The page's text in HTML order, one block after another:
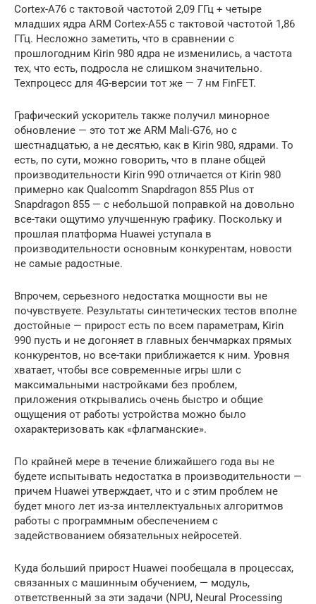
Cortex-A76 с тактовой частотой 2,09 ГГц + четыре
младших ядра ARM Cortex-A55 с тактовой частотой 1,86
ГГц. Несложно заметить, что в сравнении с
прошлогодним Kirin 980 ядра не изменились, а частота
тех, что есть, подросла не слишком значительно.
Техпроцесс для 4G-версии тот же — 7 нм FinFET.
Графический ускоритель также получил минорное
обновление — это тот же ARM Mali-G76, но с
шестнадцатью, а не десятью, как в Kirin 980, ядрами. То
есть, по сути, можно говорить, что в плане общей
производительности Kirin 990 отличается от Kirin 980
примерно как Qualcomm Snapdragon 855 Plus от
Snapdragon 855 — с небольшой поправкой на довольно
все-таки ощутимо улучшенную графику. Поскольку и
прошлая платформа Huawei уступала в
производительности основным конкурентам, новости
не самые радостные.
Впрочем, серьезного недостатка мощности вы не
почувствуете. Результаты синтетических тестов вполне
достойные — прирост есть по всем параметрам, Kirin
990 пусть и не догоняет в главных бенчмарках прямых
конкурентов, но все-таки приближается к ним. Уровня
хватает, чтобы все современные игры шли с
максимальными настройками без проблем,
приложения открывались очень быстро и общие
ощущения от работы устройства можно было
охарактеризовать как «флагманские».
По крайней мере в течение ближайшего года вы не
будете испытывать недостатка в производительности —
причем Huawei утверждает, что и с этим проблем не
будет много лет из-за интеллектуальных алгоритмов
работы с программным обеспечением с
задействованием обязательных нейросетей.
Куда больший прирост Huawei пообещала в процессах,
связанных с машинным обучением, — модуль,
ответственный за эти задачи (NPU, Neural Processing